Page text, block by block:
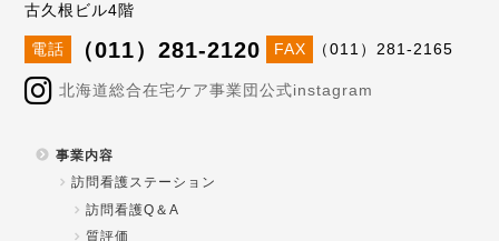
古久根ビル4階
電話 （011）281-2120 FAX （011）281-2165
北海道総合在宅ケア事業団公式instagram
事業内容
訪問看護ステーション
訪問看護Q＆A
質評価